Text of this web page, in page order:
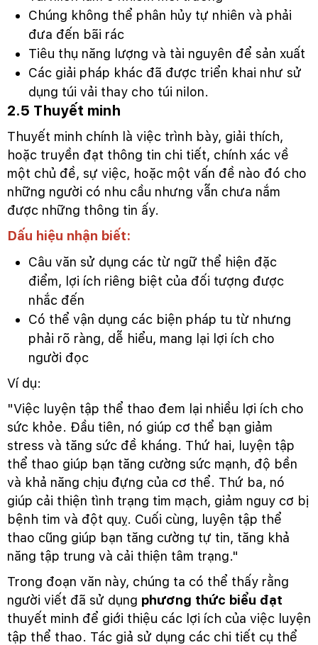
Chúng không thể phân hủy tự nhiên và phải
đưa đến bãi rác
Tiêu thụ năng lượng và tài nguyên để sản xuất
Các giải pháp khác đã được triển khai như sử
dụng túi vải thay cho túi nilon.
2.5 Thuyết minh
Thuyết minh chính là việc trình bày, giải thích,
hoặc truyền đạt thông tin chi tiết, chính xác về
một chủ đề, sự việc, hoặc một vấn đề nào đó cho
những người có nhu cầu nhưng vẫn chưa nắm
được những thông tin ấy.
Dấu hiệu nhận biết:
Câu văn sử dụng các từ ngữ thể hiện đặc
điểm, lợi ích riêng biệt của đối tượng được
nhắc đến
Có thể vận dụng các biện pháp tu từ nhưng
phải rõ ràng, dễ hiểu, mang lại lợi ích cho
người đọc
Ví dụ:
"Việc luyện tập thể thao đem lại nhiều lợi ích cho
sức khỏe. Đầu tiên, nó giúp cơ thể bạn giảm
stress và tăng sức đề kháng. Thứ hai, luyện tập
thể thao giúp bạn tăng cường sức mạnh, độ bền
và khả năng chịu đựng của cơ thể. Thứ ba, nó
giúp cải thiện tình trạng tim mạch, giảm nguy cơ bị
bệnh tim và đột quỵ. Cuối cùng, luyện tập thể
thao cũng giúp bạn tăng cường tự tin, tăng khả
năng tập trung và cải thiện tâm trạng."
Trong đoạn văn này, chúng ta có thể thấy rằng
người viết đã sử dụng phương thức biểu đạt
thuyết minh để giới thiệu các lợi ích của việc luyện
tập thể thao. Tác giả sử dụng các chi tiết cụ thể